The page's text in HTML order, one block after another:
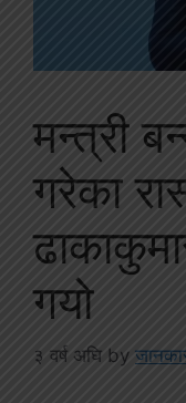
मन्त्री
गरेका
गयो
३ वर्ष अघि by